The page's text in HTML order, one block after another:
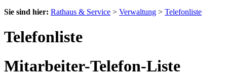
Sie sind hier: Rathaus & Service > Verwaltung > Telefonliste
Telefonliste
Mitarbeiter-Telefon-Liste